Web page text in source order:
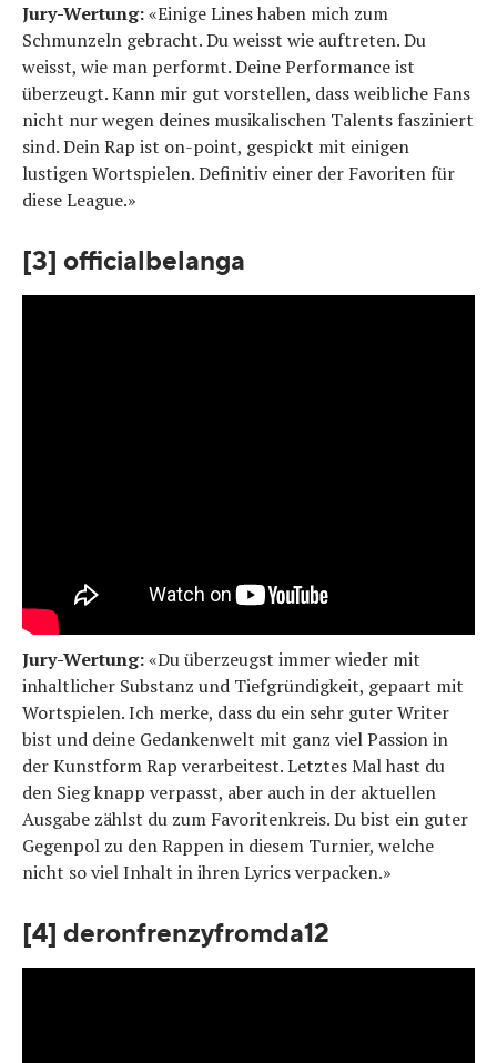
Jury-Wertung:«Einige Lines haben mich zum
Schmunzeln gebracht. Du weisst wie auftreten. Du
weisst, wie man performt. Deine Performance ist
überzeugt. Kann mir gut vorstellen, dass weibliche Fans
nicht nur wegen deines musikalischen Talents fasziniert
sind. Dein Rap ist on-point, gespickt mit einigen
lustigen Wortspielen. Definitiv einer der Favoriten für
diese League.»
[3] officialbelanga
Jury-Wertung:«Du überzeugst immer wieder mit
inhaltlicher Substanz und Tiefgründigkeit, gepaart mit
Wortspielen. Ich merke, dass du ein sehr guter Writer
bist und deine Gedankenwelt mit ganz viel Passion in
der Kunstform Rap verarbeitest. Letztes Mal hast du
den Sieg knapp verpasst, aber auch in der aktuellen
Ausgabe zählst du zum Favoritenkreis. Du bist ein guter
Gegenpol zu den Rappen in diesem Turnier, welche
nicht so viel Inhalt in ihren Lyrics verpacken.»
[4] deronfrenzyfromda12